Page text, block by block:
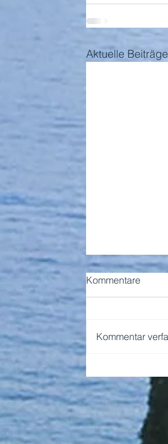
Aktuelle Beiträge
Kommentare
Kommentar